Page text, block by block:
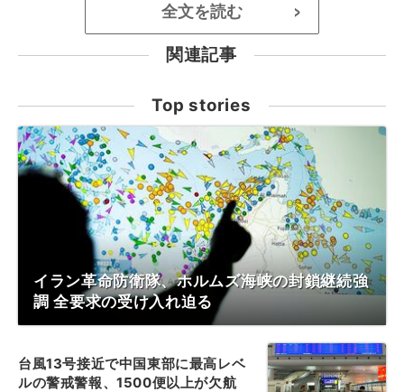
全文を読む >
関連記事
Top stories
イラン革命防衛隊、ホルムズ海峡の封鎖継続強
調 全要求の受け入れ迫る
台風13号接近で中国東部に最高レベ
ルの警戒警報、1500便以上が欠航